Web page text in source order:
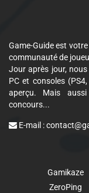
Game-Guide est
communauté de
Jour après jour,
PC et consoles
aperçu. Mais
concours...
E-mail :
Gamikaze
ZeroPing